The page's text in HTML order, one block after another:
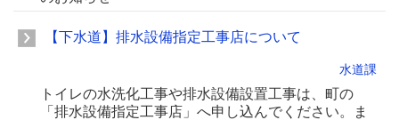
【下水道】排水設備指定工事店について
水道課
トイレの水洗化工事や排水設備設置工事は、町の
「排水設備指定工事店」へ申し込んでください。ま